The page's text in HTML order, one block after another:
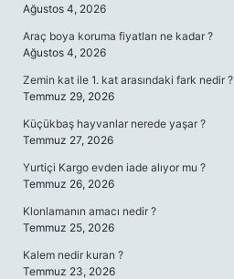
Ağustos 4, 2026
Araç boya koruma fiyatları ne kadar ?
Ağustos 4, 2026
Zemin kat ile 1. kat arasındaki fark nedir ?
Temmuz 29, 2026
Küçükbaş hayvanlar nerede yaşar ?
Temmuz 27, 2026
Yurtiçi Kargo evden iade alıyor mu ?
Temmuz 26, 2026
Klonlamanın amacı nedir ?
Temmuz 25, 2026
Kalem nedir kuran ?
Temmuz 23, 2026